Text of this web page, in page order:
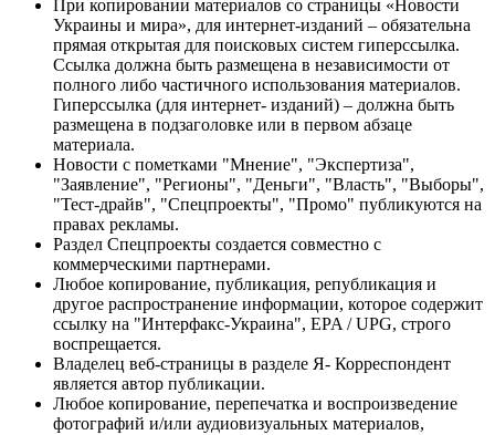
При копировании материалов со страницы «Новости
Украины и мира», для интернет-изданий – обязательна
прямая открытая для поисковых систем гиперссылка.
Ссылка должна быть размещена в независимости от
полного либо частичного использования материалов.
Гиперссылка (для интернет- изданий) – должна быть
размещена в подзаголовке или в первом абзаце
материала.
Новости с пометками "Мнение", "Экспертиза",
"Заявление", "Регионы", "Деньги", "Власть", "Выборы",
"Тест-драйв", "Спецпроекты", "Промо" публикуются на
правах рекламы.
Раздел Спецпроекты создается совместно с
коммерческими партнерами.
Любое копирование, публикация, републикация и
другое распространение информации, которое содержит
ссылку на "Интерфакс-Украина", EPA / UPG, строго
воспрещается.
Владелец веб-страницы в разделе Я- Корреспондент
является автор публикации.
Любое копирование, перепечатка и воспроизведение
фотографий и/или аудиовизуальных материалов,